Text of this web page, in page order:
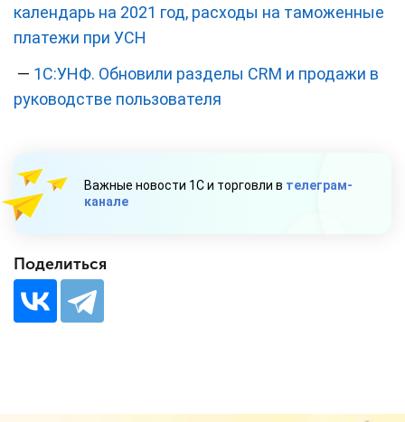
календарь на 2021 год, расходы на таможенные
платежи при УСН
— 1С:УНФ. Обновили разделы CRM и продажи в
руководстве пользователя
Важные новости 1С и торговли в телеграм-
канале
Поделиться